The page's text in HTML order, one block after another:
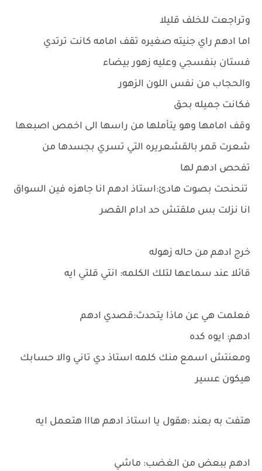
وتراجعت للخلف قليلا
اما ادهم راي جنيته صغيره تقف امامه كانت ترتدي
فستان بنفسجي وعليه زهور بيضاء
والحجاب من نفس اللون الزهور
فكانت جميله بحق
وقف امامها وهو يتأملها من راسها الى اخمص اصبعها
شعرت قمر بالقشعريره التي تسري بجسدها من
تفحص ادهم لها
تنحنحت بصوت هادئ:استاذ ادهم انا جاهزه فين السواق
انا نزلت بس ملقتش حد ادام القصر
خرج ادهم من حاله زهوله
قائلا عند سماعها لتلك الكلمه: انتي قلتي ايه
فعلمت هي عن ماذا يتحدث:قصدي ادهم
ادهم: ايوه كده
ومعنتش اسمع منك كلمه استاذ دي تاني والا حسابك
هيكون عسير
هتفت به بعند :هقول يا استاذ ادهم هااا هتعمل ايه
ادهم ببعض من الغضب: ماشي